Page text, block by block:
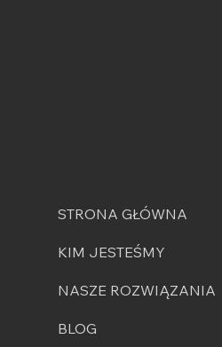
STRONA GŁÓWNA
KIM JESTEŚMY
NASZE ROZWIĄZANIA
BLOG